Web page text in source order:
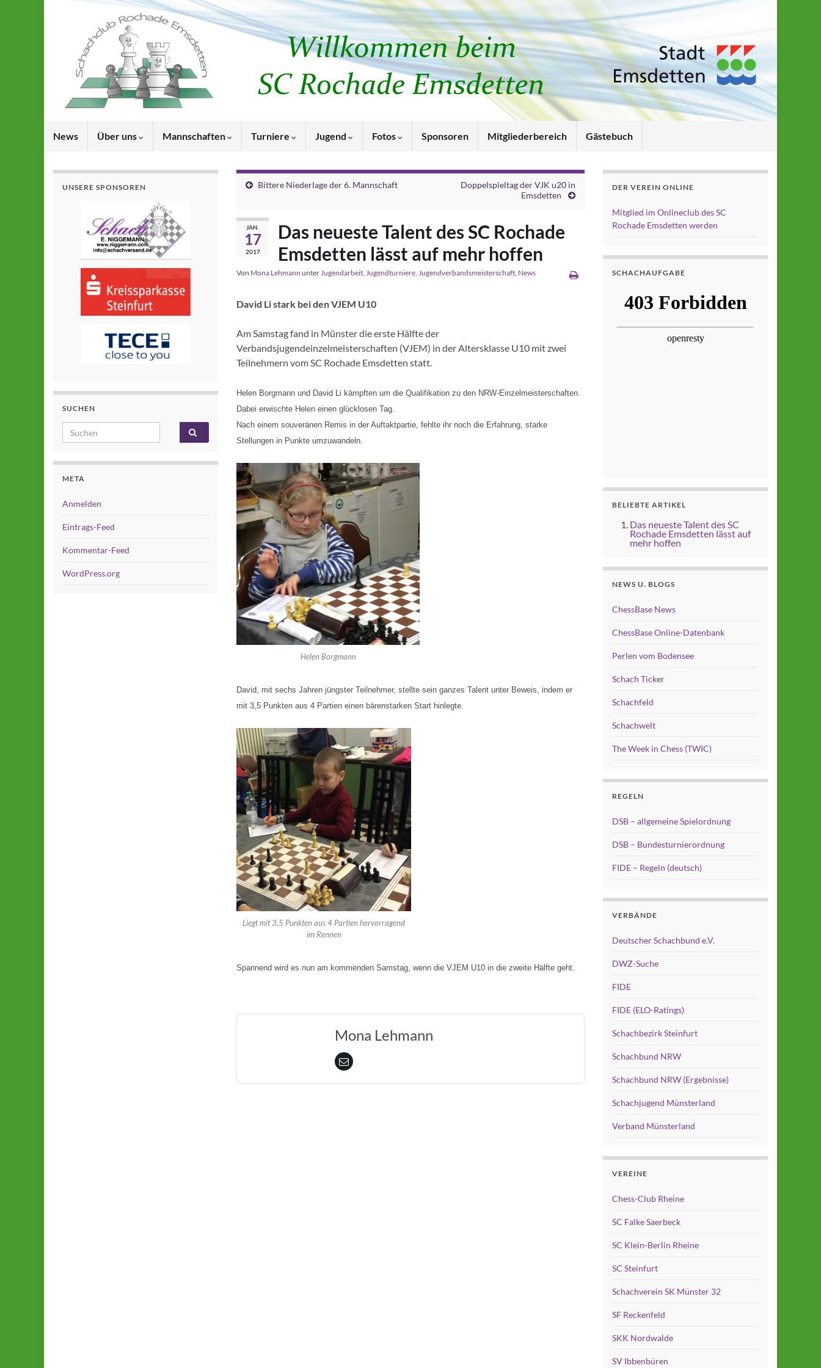
News Über uns Mannschaften Turniere Jugend Fotos Sponsoren Mitgliederbereich Gästebuch
Bittere Niederlage der 6. Mannschaft
Doppelspieltag der VJK u20 in
Emsdetten
JAN.
17
2017
Das neueste Talent des SC Rochade
Emsdetten lässt auf mehr hoffen
Von Mona Lehmann unterJugendarbeit, Jugendturniere, Jugendverbandsmeisterschaft, News
David Li stark bei den VJEM U10
Am Samstag fand in Münster die erste Hälfte der
Verbandsjugendeinzelmeisterschaften (VJEM) in der Altersklasse U10 mit zwei
Teilnehmern vom SC Rochade Emsdetten statt.
Helen Borgmann und David Li kämpften um die Qualifikation zu den NRW-Einzelmeisterschaften.
Dabei erwischte Helen einen glücklosen Tag.
Nach einem souveränen Remis in der Auftaktpartie, fehlte ihr noch die Erfahrung, starke
Stellungen in Punkte umzuwandeln.
Helen Borgmann
David, mit sechs Jahren jüngster Teilnehmer, stellte sein ganzes Talent unter Beweis, indem er
mit 3,5 Punkten aus 4 Partien einen bärenstarken Start hinlegte.
Liegt mit 3,5 Punkten aus 4 Partien hervorragend
im Rennen
Spannend wird es nun am kommenden Samstag, wenn die VJEM U10 in die zweite Hälfte geht.
Mona Lehmann
UNSERE SPONSOREN
SUCHEN
Search for:
META
Anmelden
Eintrags-Feed
Kommentar-Feed
WordPress.org
DER VEREIN ONLINE
Mitglied im Onlineclub des SC
Rochade Emsdetten werden
SCHACHAUFGABE
BELIEBTE ARTIKEL
Das neueste Talent des SC
Rochade Emsdetten lässt auf
mehr hoffen
NEWS U. BLOGS
ChessBase News
ChessBase Online-Datenbank
Perlen vom Bodensee
Schach Ticker
Schachfeld
Schachwelt
The Week in Chess (TWIC)
REGELN
DSB – allgemeine Spielordnung
DSB – Bundesturnierordnung
FIDE – Regeln (deutsch)
VERBÄNDE
Deutscher Schachbund e.V.
DWZ-Suche
FIDE
FIDE (ELO-Ratings)
Schachbezirk Steinfurt
Schachbund NRW
Schachbund NRW (Ergebnisse)
Schachjugend Münsterland
Verband Münsterland
VEREINE
Chess-Club Rheine
SC Falke Saerbeck
SC Klein-Berlin Rheine
SC Steinfurt
Schachverein SK Münster 32
SF Reckenfeld
SKK Nordwalde
SV Ibbenbüren